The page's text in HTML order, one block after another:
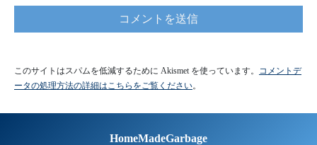
このサイトはスパムを低減するために Akismet を使っています。 コメントデ
ータの処理方法の詳細はこちらをご覧ください。
HomeMadeGarbage